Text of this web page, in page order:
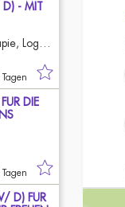
D) - MIT
DIE
D) FÜR